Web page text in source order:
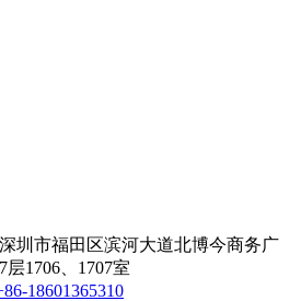
圳市福田区滨河大道北博今商务广
1706、1707室
18601365310